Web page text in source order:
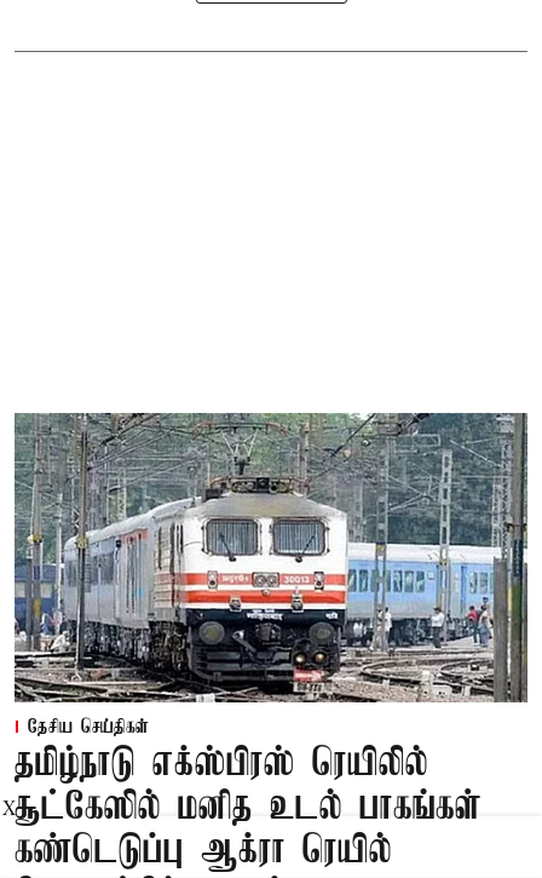
தேசிய செய்திகள்
தமிழ்நாடு எக்ஸ்பிரஸ் ரெயிலில்
சூட்கேஸில் மனித உடல் பாகங்கள்
கண்டெடுப்பு ஆக்ரா ரெயில்
X